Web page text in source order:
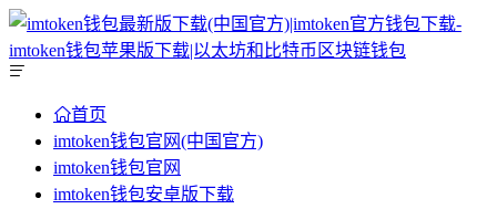
首页
imtoken钱包官网(中国官方)
imtoken钱包官网
imtoken钱包安卓版下载